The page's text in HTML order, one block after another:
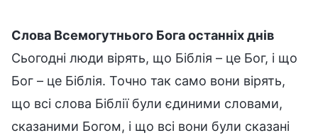
Слова Всемогутнього Бога останніх днів
Сьогодні люди вірять, що Біблія – це Бог, і що
Бог – це Біблія. Точно так само вони вірять,
що всі слова Біблії були єдиними словами,
сказаними Богом, і що всі вони були сказані